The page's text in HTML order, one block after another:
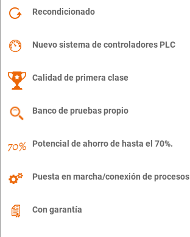
Recondicionado
Nuevo sistema de controladores PLC
Calidad de primera clase
Banco de pruebas propio
Potencial de ahorro de hasta el 70%.
Puesta en marcha/conexión de procesos
Con garantía